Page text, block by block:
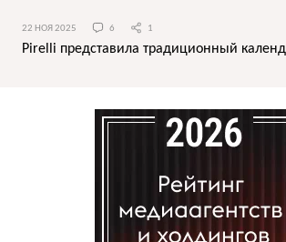
22 НОЯ 2025 6 1
Pirelli представила традиционный